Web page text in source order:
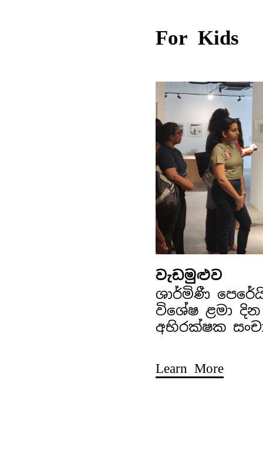
For Kids
වැඩමුළුව
ශාර්මිණී
විශේෂ ළමා දින
අභිරක්ෂක
Learn More